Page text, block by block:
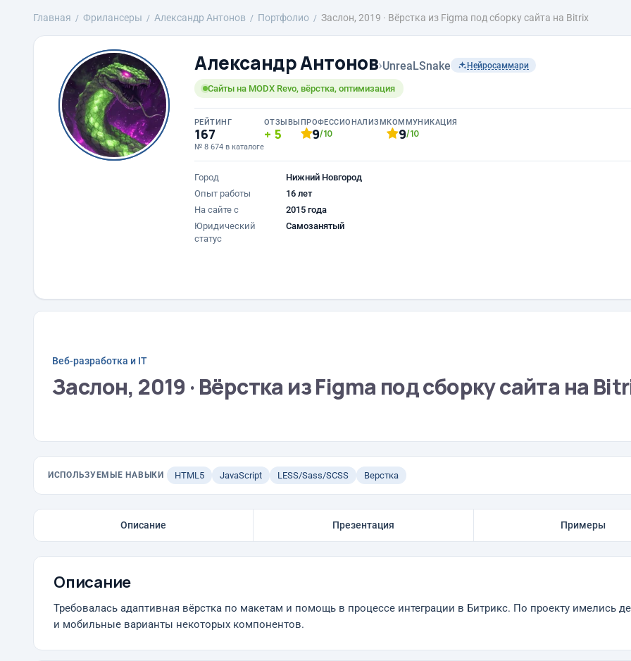
Главная Фрилансеры Александр Антонов Портфолио Заслон, 2019 · Вёрстка из Figma под сборку сайта на Bitrix
Александр Антонов›UnreaLSnake Нейросаммари
Сайты на MODX Revo, вёрстка, оптимизация
РЕЙТИНГ
167
№ 8 674 в каталоге
ОТЗЫВЫ
5
ПРОФЕССИОНАЛИЗМ
9/10
КОММУНИКАЦИЯ
9/10
Город
Нижний Новгород
Опыт работы
16 лет
На сайте с
2015 года
Юридический
статус
Самозанятый
Веб-разработка и IT
Заслон, 2019 · Вёрстка из Figma под сборку сайта на
ИСПОЛЬЗУЕМЫЕ НАВЫКИ HTML5 JavaScript LESS/Sass/SCSS Верстка
Описание Презентация Примеры
Описание
Требовалась адаптивная вёрстка по макетам и помощь в процессе интеграции в Битрикс. По проекту имелись
и мобильные варианты некоторых компонентов.